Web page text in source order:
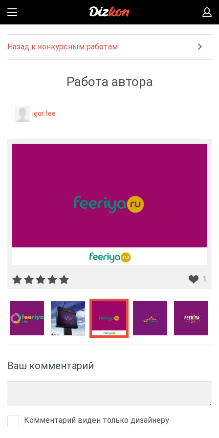
Назад к конкурсным работам
Работа автора
igor.fee
1
Ваш комментарий
Комментарий виден только дизайнеру